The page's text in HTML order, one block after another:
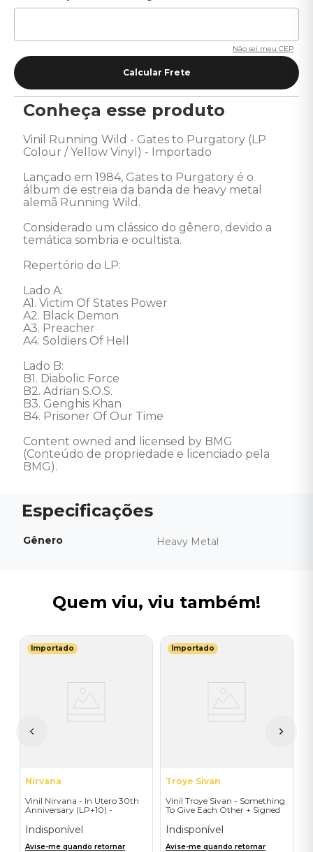
Não sei meu CEP
Conheça esse produto
Vinil Running Wild - Gates to Purgatory (LP
Colour / Yellow Vinyl) - Importado
Lançado em 1984, Gates to Purgatory é o
álbum de estreia da banda de heavy metal
alemã Running Wild.
Considerado um clássico do gênero, devido a
temática sombria e ocultista.
Repertório do LP:
Lado A:
A1. Victim Of States Power
A2. Black Demon
A3. Preacher
A4. Soldiers Of Hell
Lado B:
B1. Diabolic Force
B2. Adrian S.O.S.
B3. Genghis Khan
B4. Prisoner Of Our Time
Content owned and licensed by BMG
(Conteúdo de propriedade e licenciado pela
BMG).
Gênero Heavy Metal
Quem viu, viu também!
Importado
Nirvana
Vinil Nirvana - In Utero 30th
Anniversary (LP+10) -
Indisponível
Avise-me quando retornar
Importado
Troye Sivan
Vinil Troye Sivan - Something
To Give Each Other + Signed
Indisponível
Avise-me quando retornar